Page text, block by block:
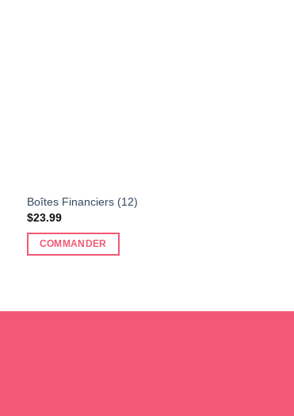
Boîtes Financiers (12)
$23.99
COMMANDER